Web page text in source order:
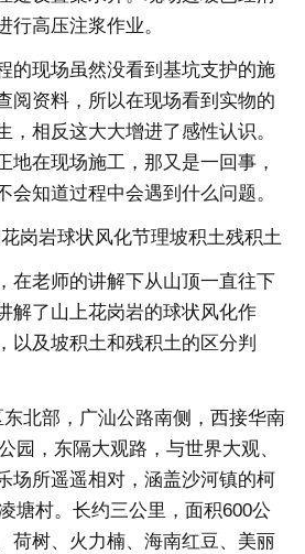
行高压注浆作业。
的现场虽然没看到基坑支护的施
阅资料，所以在现场看到实物的
，相反这大大增进了感性认识。
地在现场施工，那又是一回事，
会知道过程中会遇到什么问题。
岗岩球状风化节理坡积土残积土
在老师的讲解下从山顶一直往下
解了山上花岗岩的球状风化作
以及坡积土和残积土的区分判
北部，广汕公路南侧，西接华南
园，东隔大观路，与世界大观、
场所遥遥相对，涵盖沙河镇的柯
塘村。长约三公里，面积600公
荷树、火力楠、海南红豆、美丽